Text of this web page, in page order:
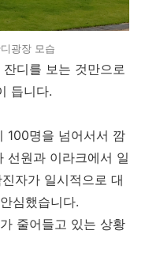
광장 모습
디를 보는 것만으로
듭니다.
100명을 넘어서서 깜
선원과 이라크에서 일
자가 일시적으로 대
심했습니다.
줄어들고 있는 상황